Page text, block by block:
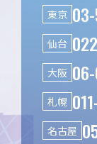
東京
仙台
大阪
札幌
名古屋